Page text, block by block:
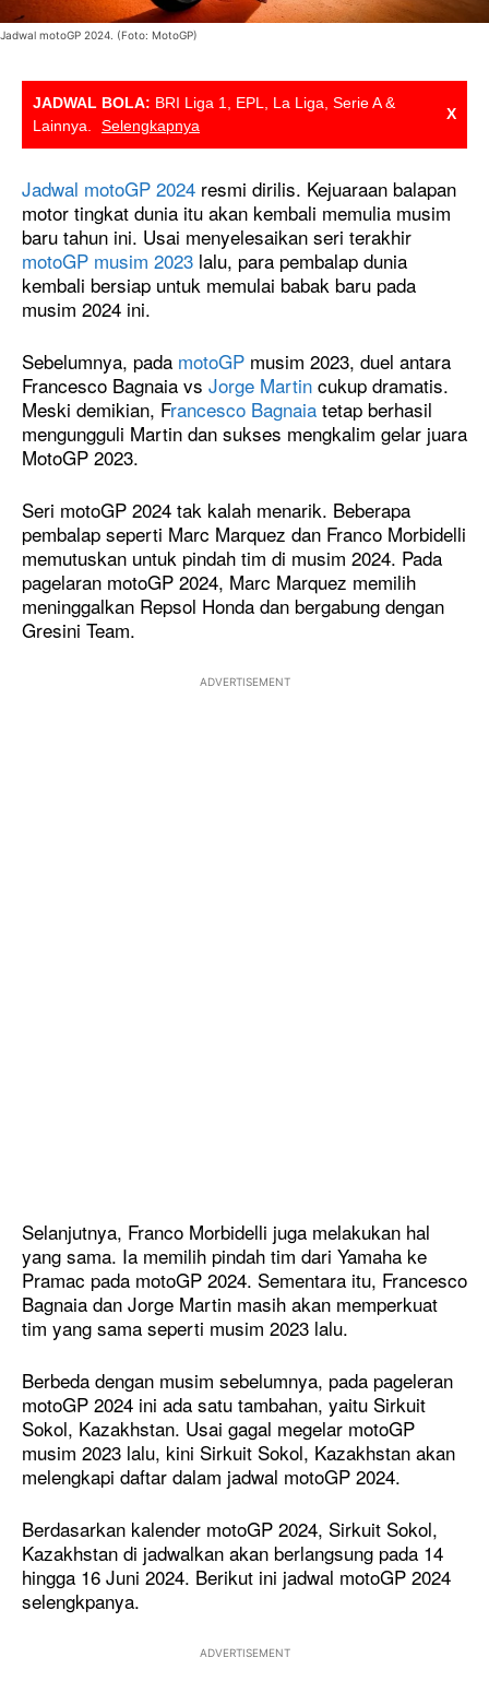
Jadwal motoGP 2024. (Foto: MotoGP)
JADWAL BOLA: BRI Liga 1, EPL, La Liga, Serie A &
Lainnya.
Selengkapnya
X
Jadwal motoGP 2024 resmi dirilis. Kejuaraan balapan
motor tingkat dunia itu akan kembali memulia musim
baru tahun ini. Usai menyelesaikan seri terakhir
motoGP musim 2023 lalu, para pembalap dunia
kembali bersiap untuk memulai babak baru pada
musim 2024 ini.
Sebelumnya, pada motoGP musim 2023, duel antara
Francesco Bagnaia vs Jorge Martin cukup dramatis.
Meski demikian, Francesco Bagnaia tetap berhasil
mengungguli Martin dan sukses mengkalim gelar juara
MotoGP 2023.
Seri motoGP 2024 tak kalah menarik. Beberapa
pembalap seperti Marc Marquez dan Franco Morbidelli
memutuskan untuk pindah tim di musim 2024. Pada
pagelaran motoGP 2024, Marc Marquez memilih
meninggalkan Repsol Honda dan bergabung dengan
Gresini Team.
ADVERTISEMENT
Selanjutnya, Franco Morbidelli juga melakukan hal
yang sama. Ia memilih pindah tim dari Yamaha ke
Pramac pada motoGP 2024. Sementara itu, Francesco
Bagnaia dan Jorge Martin masih akan memperkuat
tim yang sama seperti musim 2023 lalu.
Berbeda dengan musim sebelumnya, pada pageleran
motoGP 2024 ini ada satu tambahan, yaitu Sirkuit
Sokol, Kazakhstan. Usai gagal megelar motoGP
musim 2023 lalu, kini Sirkuit Sokol, Kazakhstan akan
melengkapi daftar dalam jadwal motoGP 2024.
Berdasarkan kalender motoGP 2024, Sirkuit Sokol,
Kazakhstan di jadwalkan akan berlangsung pada 14
hingga 16 Juni 2024. Berikut ini jadwal motoGP 2024
selengkpanya.
ADVERTISEMENT